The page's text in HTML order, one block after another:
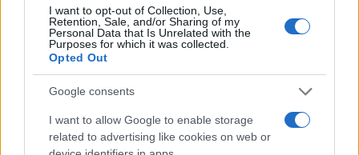
I want to opt-out of Collection, Use,
Retention, Sale, and/or Sharing of my
Personal Data that Is Unrelated with the
Purposes for which it was collected.
Opted Out
Google consents
I want to allow Google to enable storage
related to advertising like cookies on web or
Ελληνική Αναπτυξιακή Τράπεζα: Με «προίκα» 2 δισ. ευρώ
ανοίγει δρόμο για δάνεια έως 5 δισ. σε μικρομεσαίες